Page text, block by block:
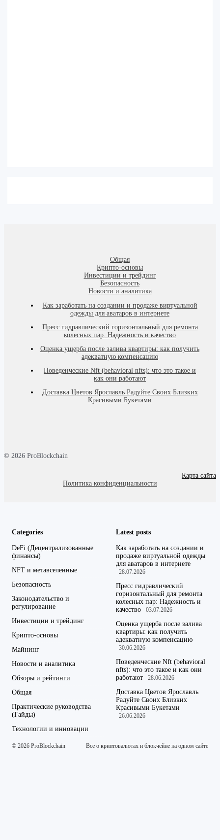
Общая
Крипто-основы
Инвестиции и трейдинг
Безопасность
Новости и аналитика
Как заработать на создании и продаже виртуальной
одежды для аватаров в интернете
Пресс гидравлический горизонтальный для ремонта
колесных пар: Надежность и качество
Оценка ущерба после залива квартиры: как получить
адекватную компенсацию
Поведенческие Nft (behavioral nfts): что это такое и
как они работают
Доставка Цветов Ярославль Радуйте Своих Близких
Красивыми Букетами
© 2026 ProBlockchain
Карта сайта
Политика конфиденциальности
Categories
DeFi (Децентрализованные
финансы)
NFT и метавселенные
Безопасность
Законодательство и
регулирование
Инвестиции и трейдинг
Крипто-основы
Майнинг
Новости и аналитика
Обзоры и рейтинги
Общая
Практические руководства
(Гайды)
Технологии и инновации
Latest posts
Как заработать на создании и
продаже виртуальной одежды
для аватаров в интернете
28.07.2026
Пресс гидравлический
горизонтальный для ремонта
колесных пар: Надежность и
качество
03.07.2026
Оценка ущерба после залива
квартиры: как получить
адекватную компенсацию
30.06.2026
Поведенческие Nft (behavioral
nfts): что это такое и как они
работают
28.06.2026
Доставка Цветов Ярославль
Радуйте Своих Близких
Красивыми Букетами
26.06.2026
© 2026 ProBlockchain Все о криптовалютах и блокчейне на одном сайте